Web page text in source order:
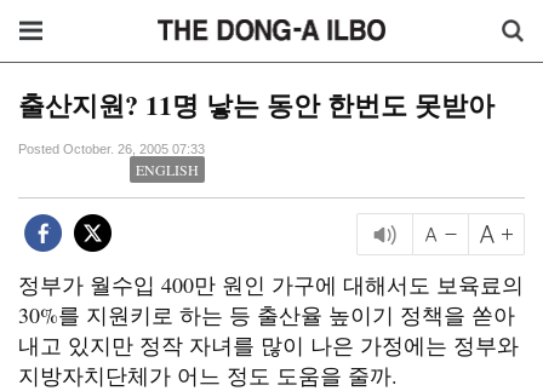
출산지원? 11명 낳는 동안 한번도 못받아
Posted October. 26, 2005 07:33
ENGLISH
정부가 월수입 400만 원인 가구에 대해서도 보육료의
30%를 지원키로 하는 등 출산율 높이기 정책을 쏟아
내고 있지만 정작 자녀를 많이 나은 가정에는 정부와
지방자치단체가 어느 정도 도움을 줄까.